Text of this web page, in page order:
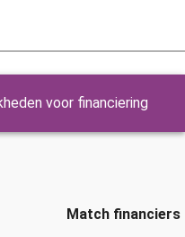
voor financiering
Match financiers